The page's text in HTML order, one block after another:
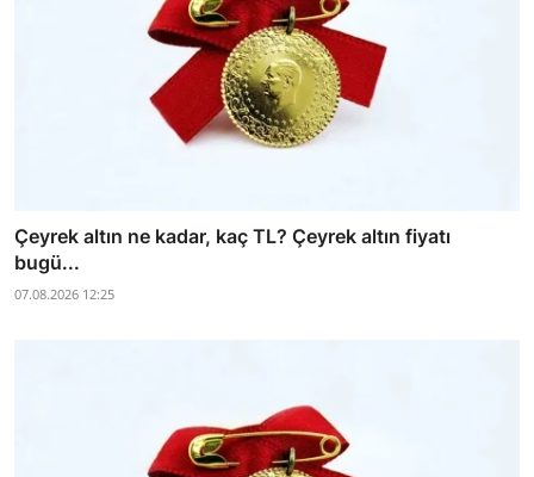
Çeyrek altın ne kadar, kaç TL? Çeyrek altın fiyatı
bugü...
07.08.2026 12:25